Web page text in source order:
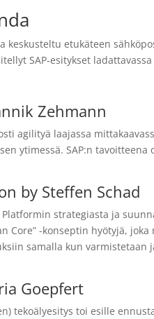
etukäteen
SAP-esitykset
Zehmann
agilityä laajassa
ytimessä. SAP:n tavoitteena
by Steffen Schad
strategiasta ja
Core” -konseptin hyötyjä,
samalla kun varmistetaan
Goepfert
tekoälyesitys toi esille